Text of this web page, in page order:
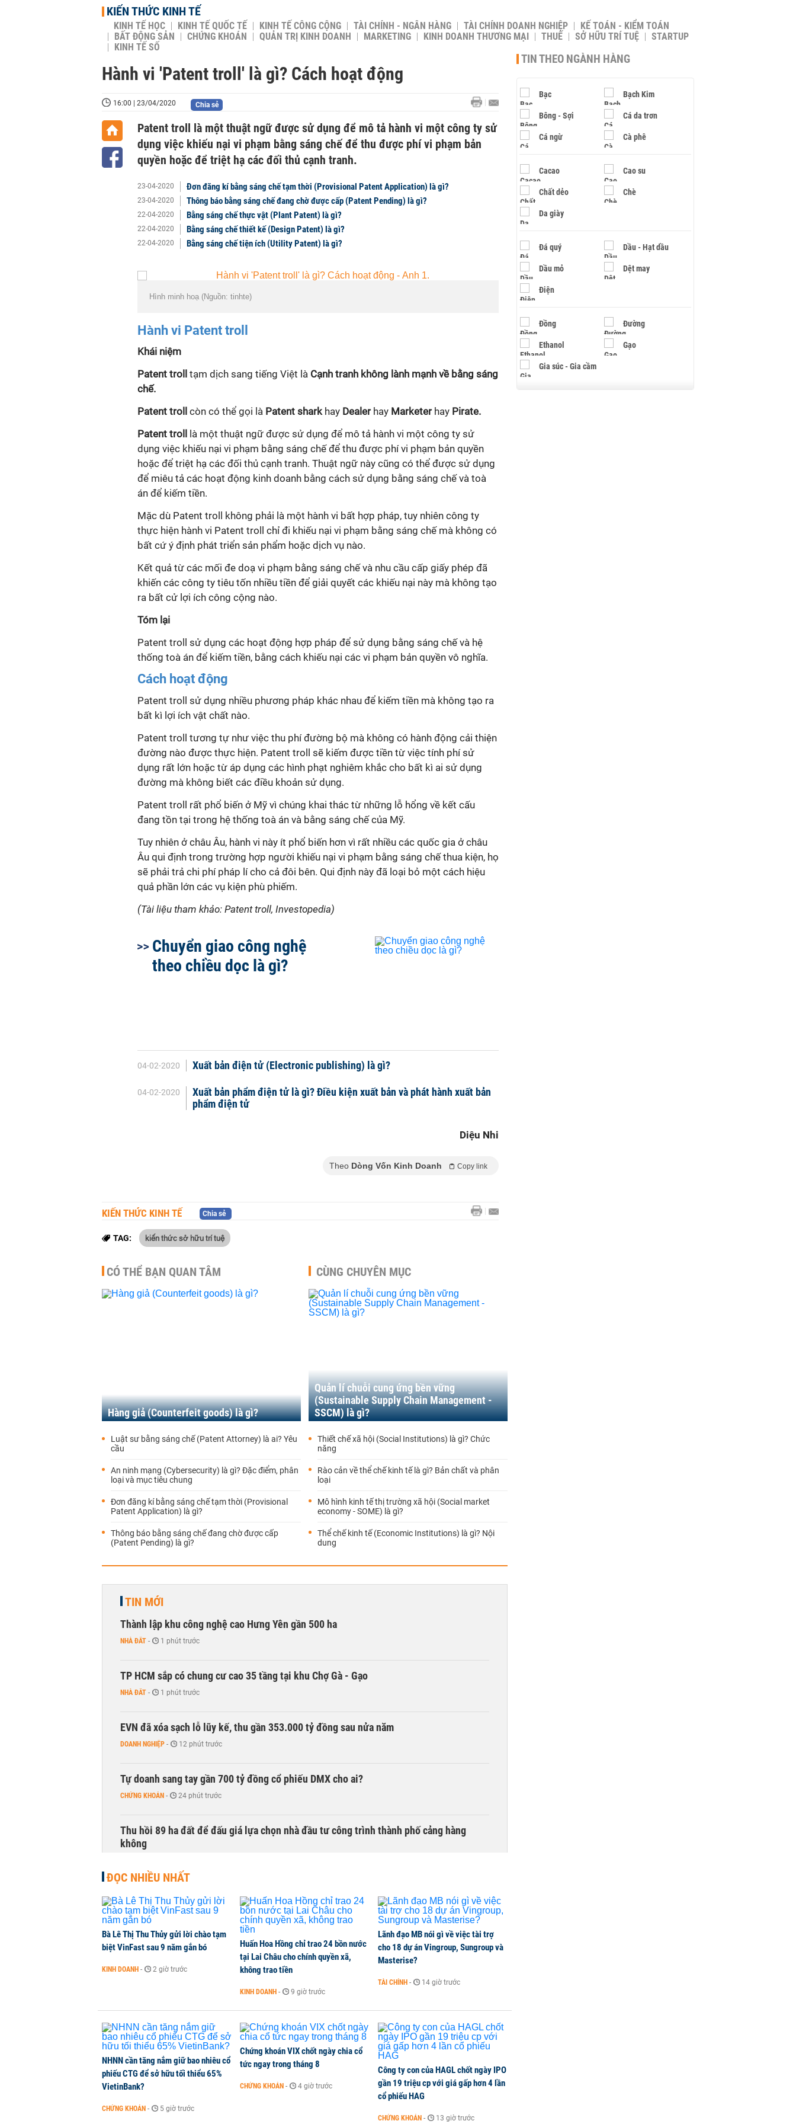
KIẾN THỨC KINH TẾ
KINH TẾ HỌC KINH TẾ QUỐC TẾ KINH TẾ CÔNG CỘNG TÀI CHÍNH - NGÂN HÀNG TÀI CHÍNH DOANH NGHIỆP
KẾ TOÁN - KIỂM TOÁN
BẤT ĐỘNG SẢN
CHỨNG KHOÁN QUẢN TRỊ KINH DOANH MARKETING KINH DOANH THƯƠNG MẠI THUẾ SỞ HỮU TRÍ TUỆ
STARTUP
KINH TẾ SỐ
Hành vi 'Patent troll' là gì? Cách hoạt động
16:00 | 23/04/2020 Chia sẻ
Patent troll là một thuật ngữ được sử dụng để mô tả hành vi một công ty sử
dụng việc khiếu nại vi phạm bằng sáng chế để thu được phí vi phạm bản
quyền hoặc để triệt hạ các đối thủ cạnh tranh.
23-04-2020 Đơn đăng kí bằng sáng chế tạm thời (Provisional Patent Application) là gì?
23-04-2020 Thông báo bằng sáng chế đang chờ được cấp (Patent Pending) là gì?
22-04-2020 Bằng sáng chế thực vật (Plant Patent) là gì?
22-04-2020 Bằng sáng chế thiết kế (Design Patent) là gì?
22-04-2020 Bằng sáng chế tiện ích (Utility Patent) là gì?
Hình minh hoạ (Nguồn: tinhte)
Hành vi Patent troll
Khái niệm
Patent troll tạm dịch sang tiếng Việt là Cạnh tranh không lành mạnh về bằng sáng
chế.
Patent troll còn có thể gọi là Patent sharkhay Dealer hay Marketerhay Pirate.
Patent troll
là một thuật ngữ được sử dụng để mô tả hành vi một công ty sử
dụng việc khiếu nại vi phạm bằng sáng chế để thu được phí vi phạm bản quyền
hoặc để triệt hạ các đối thủ cạnh tranh. Thuật ngữ này cũng có thể được sử dụng
để miêu tả các hoạt động kinh doanh bằng cách sử dụng bằng sáng chế và toà
án để kiếm tiền.
Mặc dù Patent troll
không phải là một hành vi bất hợp pháp, tuy nhiên công ty
thực hiện hành vi Patent troll
chỉ đi khiếu nại vi phạm bằng sáng chế mà không có
bất cứ ý định phát triển sản phẩm hoặc dịch vụ nào.
Kết quả từ các mối đe doạ vi phạm bằng sáng chế và nhu cầu cấp giấy phép đã
khiến các công ty tiêu tốn nhiều tiền để giải quyết các khiếu nại này mà không tạo
ra bất cử lợi ích công cộng nào.
Tóm lại
Patent troll
sử dụng các hoạt động hợp pháp để sử dụng bằng sáng chế và hệ
thống toà án để kiếm tiền, bằng cách khiếu nại các vi phạm bản quyền vô nghĩa.
Cách hoạt động
Patent troll
sử dụng nhiều phương pháp khác nhau để kiếm tiền mà không tạo ra
bất kì lợi ích vật chất nào.
Patent troll
tương tự như việc thu phí đường bộ mà không có hành động cải thiện
đường nào được thực hiện. Patent troll
sẽ kiếm được tiền từ việc tính phí sử
dụng rất lớn hoặc từ áp dụng các hình phạt nghiêm khắc cho bất kì ai sử dụng
đường mà không biết các điều khoản sử dụng.
Patent troll
rất phổ biến ở Mỹ vì chúng khai thác từ những lỗ hổng về kết cấu
đang tồn tại trong hệ thống toà án và bằng sáng chế của Mỹ.
Tuy nhiên ở châu Âu, hành vi này ít phổ biến hơn vì rất nhiều các quốc gia ở châu
Âu qui định trong trường hợp người khiếu nại vi phạm bằng sáng chế thua kiện, họ
sẽ phải trả chi phí pháp lí cho cả đôi bên. Qui định này đã loại bỏ một cách hiệu
quả phần lớn các vụ kiện phù phiếm.
(Tài liệu tham khảo: Patent troll, Investopedia)
Chuyển giao công nghệ
theo chiều dọc là gì?
04-02-2020 Xuất bản điện tử (Electronic publishing) là gì?
04-02-2020
Xuất bản phẩm điện tử là gì? Điều kiện xuất bản và phát hành xuất bản
phẩm điện tử
Diệu Nhi
Theo Dòng Vốn Kinh Doanh Copy link
KIẾN THỨC KINH TẾ Chia sẻ
TAG: kiến thức sở hữu trí tuệ
CÓ THỂ BẠN QUAN TÂM
Hàng giả (Counterfeit goods) là gì?
Luật sư bằng sáng chế (Patent Attorney) là ai? Yêu
cầu
An ninh mạng (Cybersecurity) là gì? Đặc điểm, phân
loại và mục tiêu chung
Đơn đăng kí bằng sáng chế tạm thời (Provisional
Patent Application) là gì?
Thông báo bằng sáng chế đang chờ được cấp
(Patent Pending) là gì?
CÙNG CHUYÊN MỤC
Quản lí chuỗi cung ứng bền vững
(Sustainable Supply Chain Management -
SSCM) là gì?
Thiết chế xã hội (Social Institutions) là gì? Chức
năng
Rào cản về thể chế kinh tế là gì? Bản chất và phân
loại
Mô hình kinh tế thị trường xã hội (Social market
economy - SOME) là gì?
Thể chế kinh tế (Economic Institutions) là gì? Nội
dung
TIN MỚI
Thành lập khu công nghệ cao Hưng Yên gần 500 ha
NHÀ ĐẤT - 1 phút trước
TP HCM sắp có chung cư cao 35 tầng tại khu Chợ Gà - Gạo
NHÀ ĐẤT - 1 phút trước
EVN đã xóa sạch lỗ lũy kế, thu gần 353.000 tỷ đồng sau nửa năm
DOANH NGHIỆP - 12 phút trước
Tự doanh sang tay gần 700 tỷ đồng cổ phiếu DMX cho ai?
CHỨNG KHOÁN - 24 phút trước
Thu hồi 89 ha đất để đấu giá lựa chọn nhà đầu tư công trình thành phố cảng hàng
không
Dòng tiền ngoại bất ngờ trở lại TTCK, ai đã mua vào?
CHỨNG KHOÁN 1 giờ trước
Kiến nghị đưa người bán hàng online, lao động công trình đóng BHXH bắt buộc
TikToker Khánh Sky, Vua Quạt, Hồ Văn Khoa bị khởi tố
ĐỌC NHIỀU NHẤT
Bà Lê Thị Thu Thủy gửi lời chào tạm
biệt VinFast sau 9 năm gắn bó
KINH DOANH - 2 giờ trước
Huấn Hoa Hồng chỉ trao 24 bồn nước
tại Lai Châu cho chính quyền xã,
không trao tiền
KINH DOANH - 9 giờ trước
Lãnh đạo MB nói gì về việc tài trợ
cho 18 dự án Vingroup, Sungroup và
Masterise?
TÀI CHÍNH - 14 giờ trước
NHNN cần tăng nắm giữ bao nhiêu cổ
phiếu CTG để sở hữu tối thiểu 65%
VietinBank?
CHỨNG KHOÁN - 5 giờ trước
Chứng khoán VIX chốt ngày chia cổ
tức ngay trong tháng 8
CHỨNG KHOÁN - 4 giờ trước
Công ty con của HAGL chốt ngày IPO
gần 19 triệu cp với giá gấp hơn 4 lần
cổ phiếu HAG
CHỨNG KHOÁN - 13 giờ trước
TIN THEO NGÀNH HÀNG
Bạc Bạch Kim
Bông - Sợi Cá da trơn
Cá ngừ Cà phê
Cacao Cao su
Chất dẻo Chè
Da giày
Đá quý Dầu - Hạt dầu
Dầu mỏ Dệt may
Điện
Đồng Đường
Ethanol Gạo
Gia súc - Gia cầm